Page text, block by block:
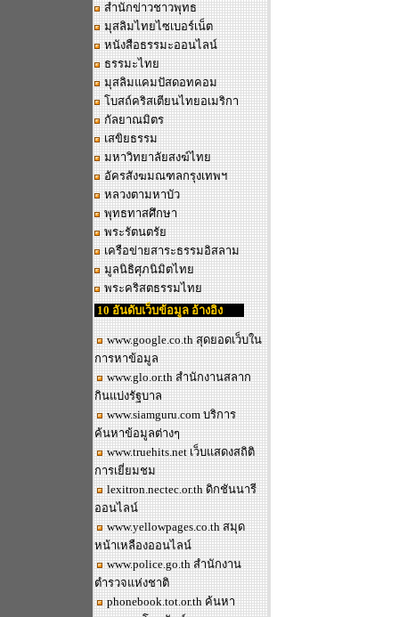
สำนักข่าวชาวพุทธ
มุสลิมไทยไซเบอร์เน็ต
หนังสือธรรมะออนไลน์
ธรรมะไทย
มุสลิมแคมปัสดอทคอม
โบสถ์คริสเตียนไทยอเมริกา
กัลยาณมิตร
เสขิยธรรม
มหาวิทยาลัยสงฆ์ไทย
อัครสังฆมณฑลกรุงเทพฯ
หลวงตามหาบัว
พุทธทาสศึกษา
พระรัตนตรัย
เครือข่ายสาระธรรมอิสลาม
มูลนิธิศุภนิมิตไทย
พระคริสตธรรมไทย
10 อันดับเว็บข้อมูล อ้างอิง
www.google.co.thสุดยอดเว็บใน
การหาข้อมูล
www.glo.or.th สำนักงานสลาก
กินแบ่งรัฐบาล
www.siamguru.com บริการ
ค้นหาข้อมูลต่างๆ
www.truehits.net เว็บแสดงสถิติ
การเยี่ยมชม
lexitron.nectec.or.th ดิกชันนารี
ออนไลน์
www.yellowpages.co.th สมุด
หน้าเหลืองออนไลน์
www.police.go.thสำนักงาน
ตำรวจแห่งชาติ
phonebook.tot.or.thค้นหา